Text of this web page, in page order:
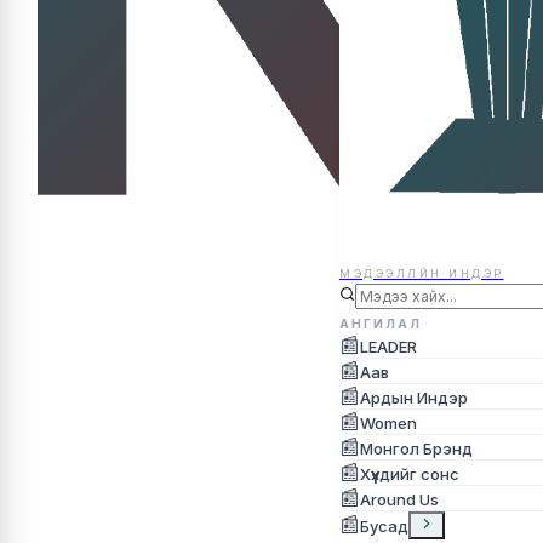
МЭДЭЭЛЛЙН ИНДЭР
АНГИЛАЛ
📰LEADER
📰Аав
📰Ардын Индэр
📰Women
📰Монгол Брэнд
📰Хүүхдийг сонс
📰Around Us
📰Бусад